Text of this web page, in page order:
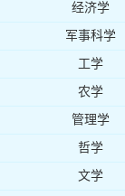
经济学
军事科学
工学
农学
管理学
哲学
文学